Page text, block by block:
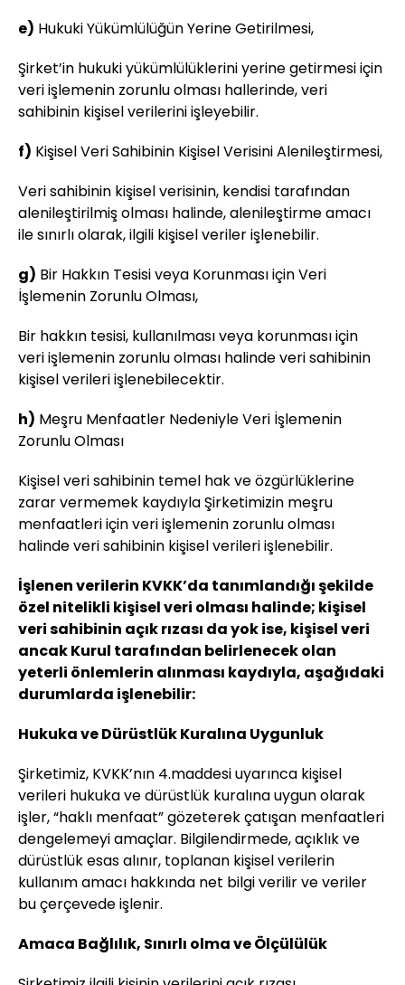
e) Hukuki Yükümlülüğün Yerine Getirilmesi,
Şirket’in hukuki yükümlülüklerini yerine getirmesi için
veri işlemenin zorunlu olması hallerinde, veri
sahibinin kişisel verilerini işleyebilir.
f) Kişisel Veri Sahibinin Kişisel Verisini Alenileştirmesi,
Veri sahibinin kişisel verisinin, kendisi tarafından
alenileştirilmiş olması halinde, alenileştirme amacı
ile sınırlı olarak, ilgili kişisel veriler işlenebilir.
g) Bir Hakkın Tesisi veya Korunması için Veri
İşlemenin Zorunlu Olması,
Bir hakkın tesisi, kullanılması veya korunması için
veri işlemenin zorunlu olması halinde veri sahibinin
kişisel verileri işlenebilecektir.
h) Meşru Menfaatler Nedeniyle Veri İşlemenin
Zorunlu Olması
Kişisel veri sahibinin temel hak ve özgürlüklerine
zarar vermemek kaydıyla Şirketimizin meşru
menfaatleri için veri işlemenin zorunlu olması
halinde veri sahibinin kişisel verileri işlenebilir.
İşlenen verilerin KVKK’da tanımlandığı şekilde
özel nitelikli kişisel veri olması halinde; kişisel
veri sahibinin açık rızası da yok ise, kişisel veri
ancak Kurul tarafından belirlenecek olan
yeterli önlemlerin alınması kaydıyla, aşağıdaki
durumlarda işlenebilir:
Hukuka ve Dürüstlük Kuralına Uygunluk
Şirketimiz, KVKK’nın 4.maddesi uyarınca kişisel
verileri hukuka ve dürüstlük kuralına uygun olarak
işler, “haklı menfaat” gözeterek çatışan menfaatleri
dengelemeyi amaçlar. Bilgilendirmede, açıklık ve
dürüstlük esas alınır, toplanan kişisel verilerin
kullanım amacı hakkında net bilgi verilir ve veriler
bu çerçevede işlenir.
Amaca Bağlılık, Sınırlı olma ve Ölçülülük